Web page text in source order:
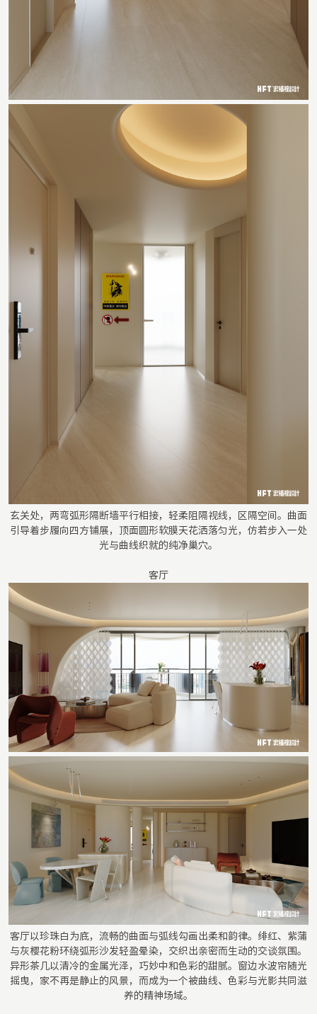
玄关处，两弯弧形隔断墙平行相接，轻柔阻隔视线，区隔空间。曲面
引导着步履向四方铺展，顶面圆形软膜天花洒落匀光，仿若步入一处
光与曲线织就的纯净巢穴。
客厅
客厅以珍珠白为底，流畅的曲面与弧线勾画出柔和韵律。绯红、紫蒲
与灰樱花粉环绕弧形沙发轻盈晕染，交织出亲密而生动的交谈氛围。
异形茶几以清冷的金属光泽，巧妙中和色彩的甜腻。窗边水波帘随光
摇曳，家不再是静止的风景，而成为一个被曲线、色彩与光影共同滋
养的精神场域。